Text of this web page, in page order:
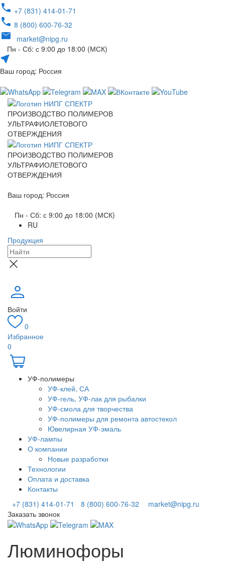
+7 (831) 414-01-71
8 (800) 600-76-32
market@nipg.ru
Пн - Сб: с 9:00 до 18:00 (МСК)
Ваш город: Россия
ПРОИЗВОДСТВО ПОЛИМЕРОВ
УЛЬТРАФИОЛЕТОВОГО
ОТВЕРЖДЕНИЯ
ПРОИЗВОДСТВО ПОЛИМЕРОВ
УЛЬТРАФИОЛЕТОВОГО
ОТВЕРЖДЕНИЯ
Ваш город: Россия
Пн - Сб: с 9:00 до 18:00 (МСК)
RU
Продукция
Войти
0
Избранное
0
УФ-полимеры
УФ-клей, СА
УФ-гель, УФ-лак для рыбалки
УФ-смола для творчества
УФ-полимеры для ремонта автостекол
Ювелирная УФ-эмаль
УФ-лампы
О компании
Новые разработки
Технологии
Оплата и доставка
Контакты
+7 (831) 414-01-71
8 (800) 600-76-32
market@nipg.ru
Заказать звонок
Люминофоры